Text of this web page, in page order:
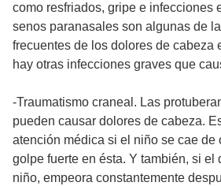
como resfriados, gripe e infecciones
senos paranasales son algunas de
frecuentes de los dolores de cabeza
hay otras infecciones graves que
-Traumatismo craneal. Las
pueden causar dolores de cabeza.
atención médica si el niño se cae de
golpe fuerte en ésta. Y también, si el
niño, empeora constantemente